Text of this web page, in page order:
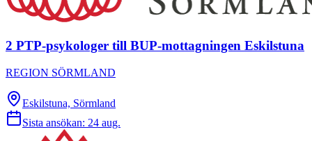
2 PTP-psykologer till BUP-mottagningen Eskilstuna
REGION SÖRMLAND
Eskilstuna, Sörmland
Sista ansökan: 24 aug.